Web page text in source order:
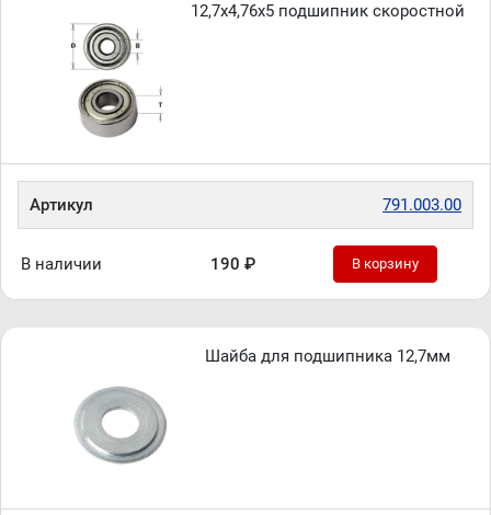
12,7x4,76x5 подшипник скоростной
Артикул 791.003.00
В наличии 190 ₽ В корзину
Шайба для подшипника 12,7мм